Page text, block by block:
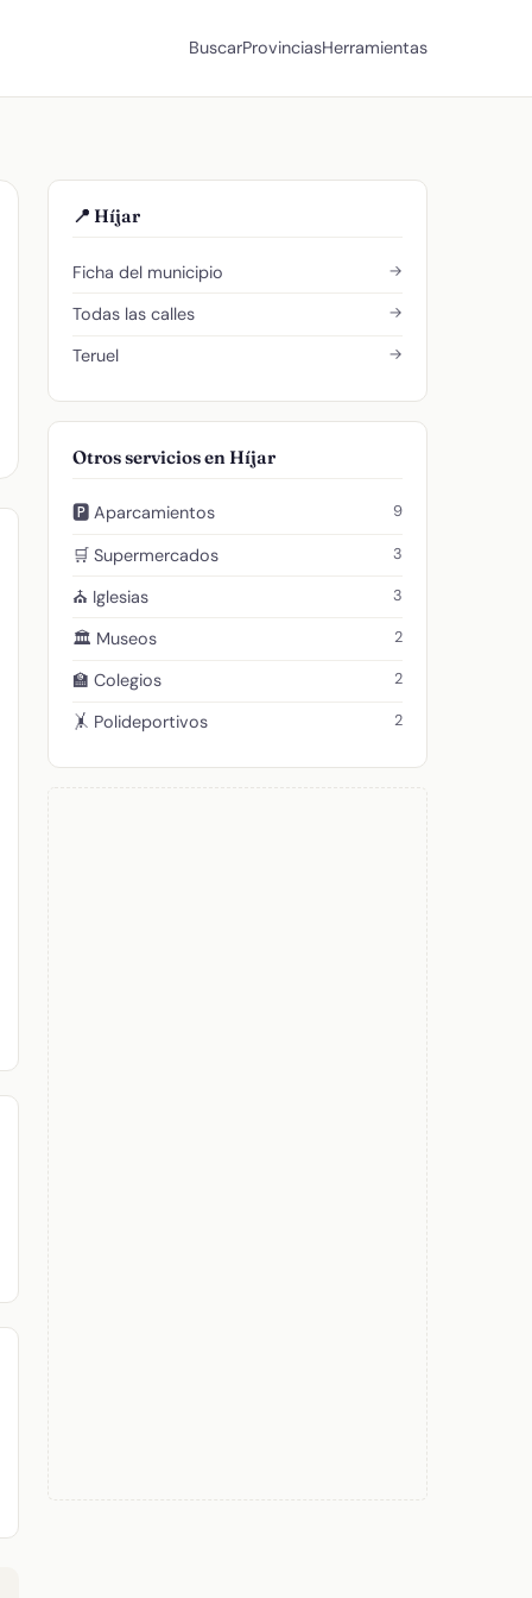
BuscarProvinciasHerramientas
📍 Híjar
Ficha del municipio →
Todas las calles →
Teruel →
Otros servicios en Híjar
🅿️ Aparcamientos 9
🛒 Supermercados 3
⛪ Iglesias 3
🏛️ Museos 2
🏫 Colegios 2
🤸 Polideportivos 2